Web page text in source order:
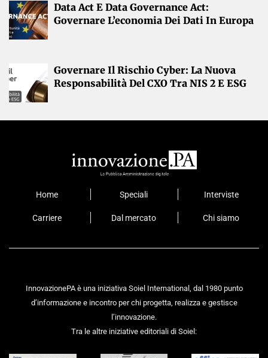
Data Act E Data Governance Act:
Governare L’economia Dei Dati In Europa
Governare Il Rischio Cyber: La Nuova
Responsabilità Del CXO Tra NIS 2 E ESG
Home Speciali Interviste
Carriere Dal mercato Chi siamo
InnovazionePA è una iniziativa Soiel International, dal 1980 punto
d’informazione e incontro per chi progetta, realizza e gestisce
l’innovazione.
Tra le altre iniziative editoriali di Soiel: